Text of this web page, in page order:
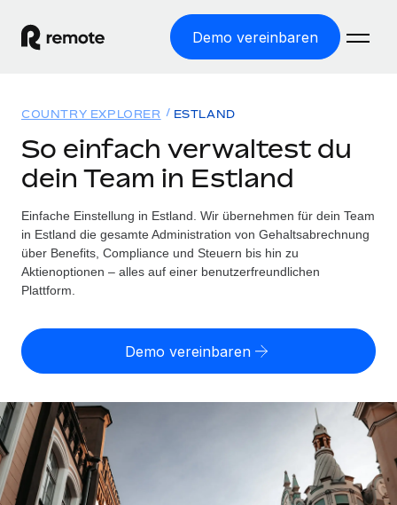
Demo vereinbaren
WELTWEITE BESCHÄFTIGUNG
Globale Payroll
Einfache, rechtssicher Payroll
Employer of Record
Weltweites Wachstum ohne Kosten für Niederlassungen
Contractor of Record
Rechtssichere, weltweite Arbeit mit Freelancer:innen
Globales Onboarding und Verwalten von
Freelancer:innen
PEO
Auslagern von komplexen HR-Aufgaben
Lösungen
WELTWEITE ABDECKUNG
Country Explorer
Länderspezifische Unterstützung bei der Einstellung
Einfache Einstellung in allen US-Bundesstaaten
WACHSTUMSPHASE
Startups
Agile HR- und Payroll-Lösungen für wachsende
Ressourcen
TOOLS UND RECHNER
Scheinselbstständigkeitsrisiko berechnen
Personalkostenrechner
Gesamtbeschäftigungskosten
Honorarzahlungen berechnen
Informationen zu möglichen Währungen und
Abwicklungsfristen für globale Freelancer:innen
Preise
Nederlands
Français
COUNTRY EXPLORER ESTLAND
So einfach verwaltest du
dein Team in Estland
Einfache Einstellung in Estland. Wir übernehmen für dein Team
in Estland die gesamte Administration von Gehaltsabrechnung
über Benefits, Compliance und Steuern bis hin zu
Aktienoptionen – alles auf einer benutzerfreundlichen
Plattform.
Demo vereinbaren